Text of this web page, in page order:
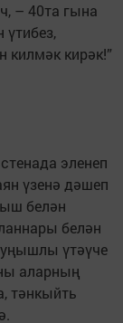
– 40та гына
килмәк кирәк!”
эленеп
үзенә дәшеп
белән
белән
үтәүче
аларның
тәнкыйть